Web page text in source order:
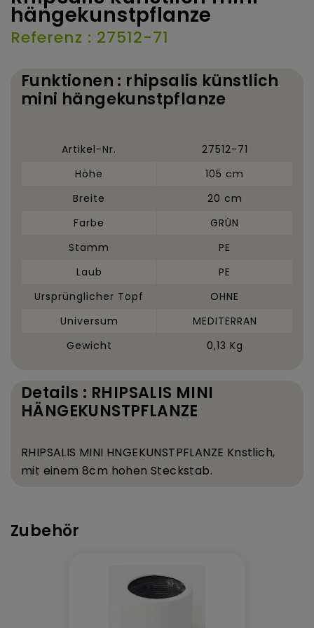
hängekunstpflanze
Referenz : 27512-71
Funktionen : rhipsalis künstlich
mini hängekunstpflanze
Artikel-Nr.
27512-71
Höhe
105 cm
Breite
20 cm
Farbe
GRÜN
Stamm
PE
Laub
PE
Ursprünglicher Topf
OHNE
Universum
MEDITERRAN
Gewicht
0,13 Kg
Details : RHIPSALIS MINI
HÄNGEKUNSTPFLANZE
RHIPSALIS MINI HNGEKUNSTPFLANZE Knstlich,
mit einem 8cm hohen Steckstab.
Zubehör